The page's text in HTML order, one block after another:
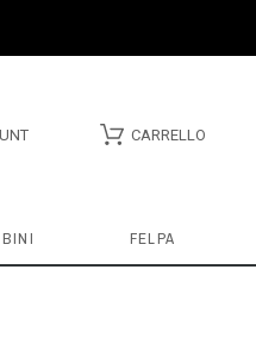
CARRELLO
FELPA